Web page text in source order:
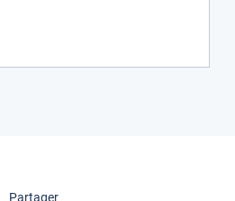
Partagercette page